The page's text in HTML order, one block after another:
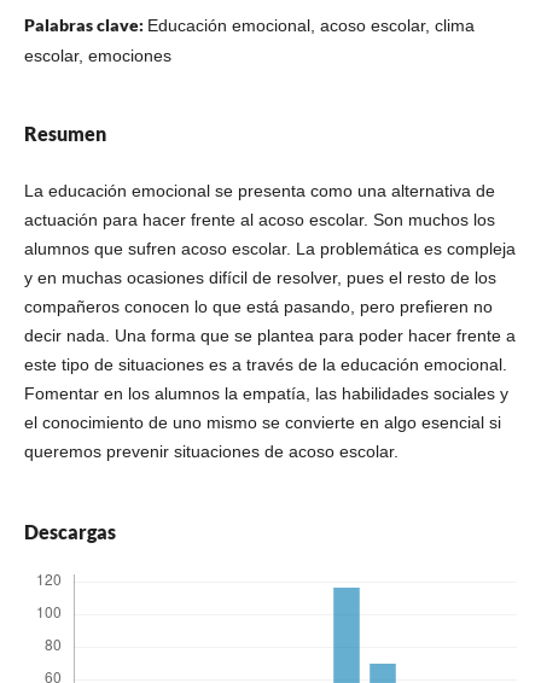
Palabras clave: Educación emocional, acoso escolar, clima
escolar, emociones
Resumen
La educación emocional se presenta como una alternativa de
actuación para hacer frente al acoso escolar. Son muchos los
alumnos que sufren acoso escolar. La problemática es compleja
y en muchas ocasiones difícil de resolver, pues el resto de los
compañeros conocen lo que está pasando, pero prefieren no
decir nada. Una forma que se plantea para poder hacer frente a
este tipo de situaciones es a través de la educación emocional.
Fomentar en los alumnos la empatía, las habilidades sociales y
el conocimiento de uno mismo se convierte en algo esencial si
queremos prevenir situaciones de acoso escolar.
Descargas